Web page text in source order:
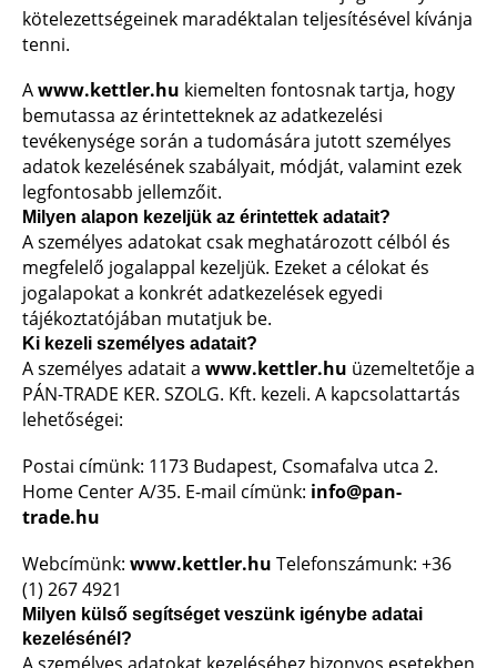
kötelezettségeinek maradéktalan teljesítésével kívánja
tenni.
Awww.kettler.hu kiemelten fontosnak tartja, hogy
bemutassa az érintetteknek az adatkezelési
tevékenysége során a tudomására jutott személyes
adatok kezelésének szabályait, módját, valamint ezek
legfontosabb jellemzőit.
Milyen alapon kezeljük az érintettek adatait?
A személyes adatokat csak meghatározott célból és
megfelelő jogalappal kezeljük. Ezeket a célokat és
jogalapokat a konkrét adatkezelések egyedi
tájékoztatójában mutatjuk be.
Ki kezeli személyes adatait?
A személyes adatait a www.kettler.hu üzemeltetője a
PÁN-TRADE KER. SZOLG. Kft. kezeli. A kapcsolattartás
lehetőségei:
Postai címünk: 1173 Budapest, Csomafalva utca 2.
Home Center A/35. E-mail címünk: info@pan-
trade.hu
Webcímünk: www.kettler.hu Telefonszámunk: +36
(1) 267 4921
Milyen külső segítséget veszünk igénybe adatai
kezelésénél?
A személyes adatokat kezeléséhez bizonyos esetekben